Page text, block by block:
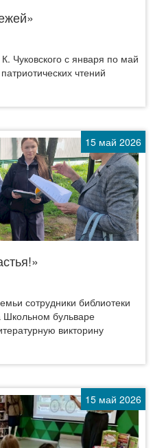
Чуковского с января по май
чтений
15 май 2026
сотрудники библиотеки
Школьном бульваре
викторину
15 май 2026